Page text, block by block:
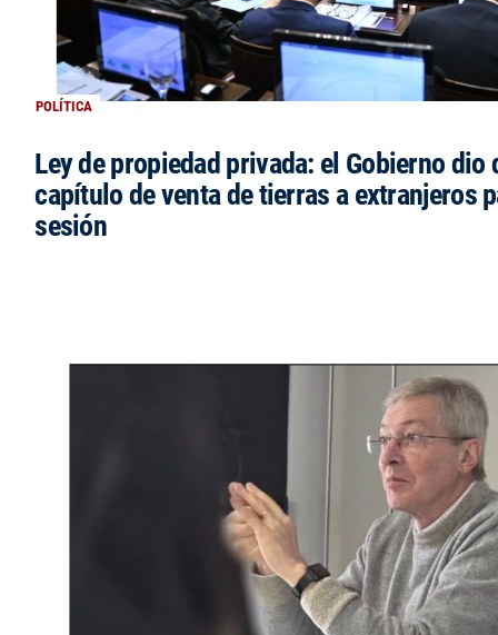
POLÍTICA
Ley de propiedad privada: el Gobierno dio
capítulo de venta de tierras a extranjeros
sesión